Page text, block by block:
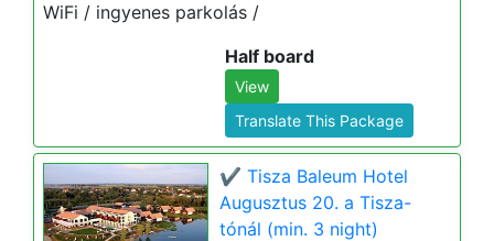
WiFi / ingyenes parkolás /
Half board
View
Translate This Package
✔️ Tisza Baleum Hotel
Augusztus 20. a Tisza-
tónál (min. 3 night)